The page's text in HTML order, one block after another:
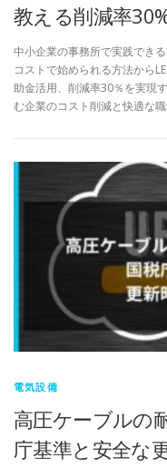
教える削減率
中小企業の事務所で実践でき
コストで始められる方法から
助金活用、削減率30％を実現
む企業のコスト削減と快適な
電気設備
高圧ケーブルの
庁基準と安全な